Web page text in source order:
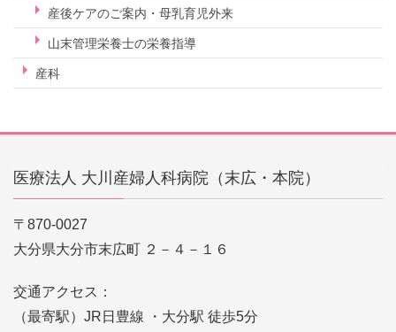
産後ケアのご案内・母乳育児外来
山末管理栄養士の栄養指導
産科
医療法人 大川産婦人科病院（末広・本院）
〒870-0027
大分県大分市末広町 ２－４－１６
交通アクセス：
（最寄駅）JR日豊線 ・大分駅 徒歩5分